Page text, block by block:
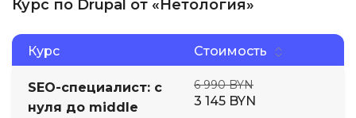
Курс по Drupal от «Нетология»
Курс Стоимость
SEO-специалист: с
нуля до middle
6 990 BYN
3 145 BYN